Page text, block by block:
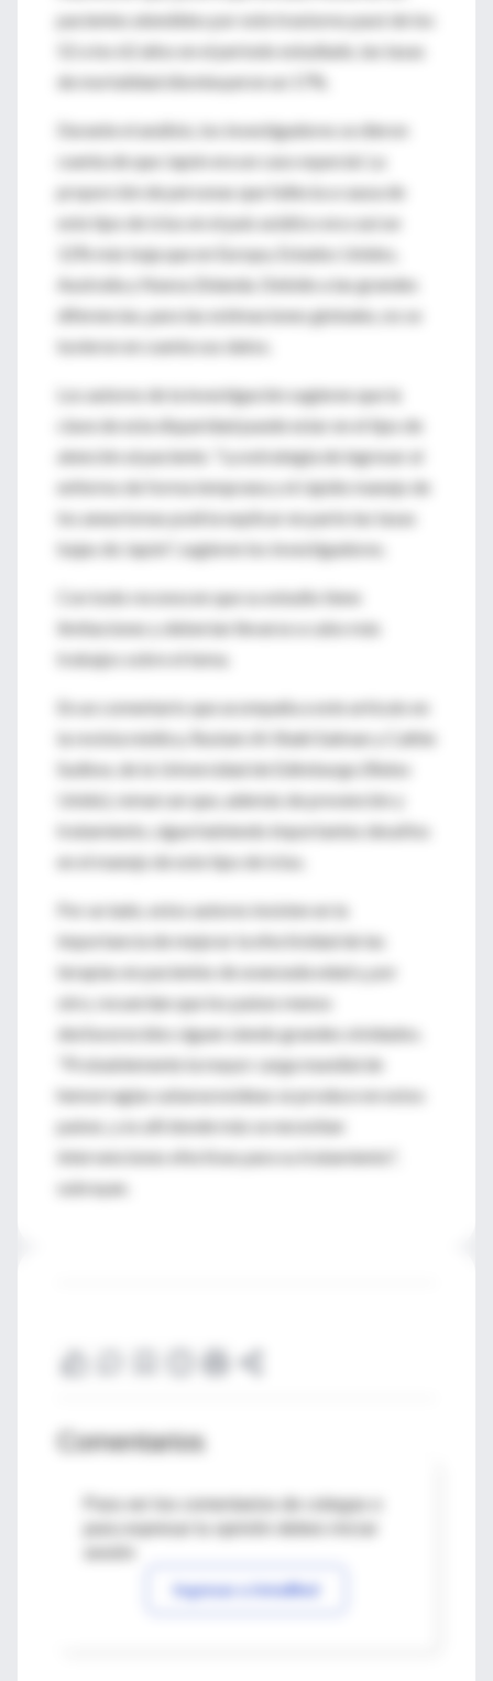
pacientes atendidos por este trastorno pasó de los
52 a los 62 años en el periodo estudiado, las tasas
de mortalidad disminuyeron un 17%.
Durante el análisis, los investigadores se dieron
cuenta de que Japón era un caso especial. La
proporción de personas que fallecía a causa de
este tipo de ictus en el país asiático era casi un
12% más baja que en Europa, Estados Unidos,
Australia y Nueva Zelanda. Debido a las grandes
diferencias, para las estimaciones globales, no se
tuvieron en cuenta sus datos.
Los autores de la investigación sugieren que la
clave de esta disparidad puede estar en el tipo de
atención al paciente. "La estrategia de ingresar al
enfermo de forma temprana y el rápido manejo de
los aneurismas podría explicar en parte las tasas
bajas de Japón", sugieren los investigadores.
Con todo reconocen que su estudio tiene
limitaciones y deberían llevarse a cabo más
trabajos sobre el tema.
En un comentario que acompaña a este artículo en
la revista médica, Rustam Al-Shahi Salman y Cathie
Sudlow, de la Universidad de Edimburgo (Reino
Unido), remarcan que, además de prevención y
tratamiento, sigue habiendo importantes desafíos
en el manejo de este tipo de ictus.
Por un lado, estos autores insisten en la
importancia de mejorar la efectividad de las
terapias en pacientes de avanzada edad y, por
otro, recuerdan que los países menos
desfavorecidos siguen siendo grandes olvidados.
"Probablemente la mayor carga mundial de
hemorragias subaracnoideas se produce en estos
países, y es allí donde más se necesitan
intervenciones efectivas para su tratamiento",
subrayan.
Comentarios
Para ver los comentarios de colegas o
Ingresar a IntraMed